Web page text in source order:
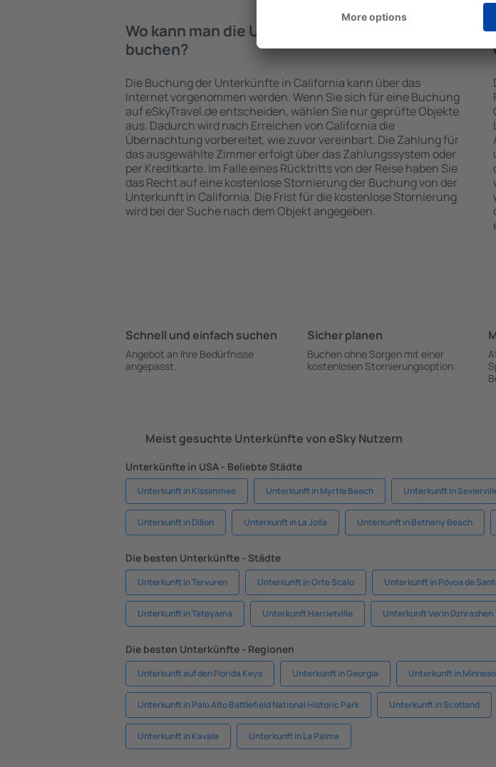
Wo kann man die Unterkünfte in California
buchen?
Die Buchung der Unterkünfte in California kann über das
Internet vorgenommen werden. Wenn Sie sich für eine Buchung
auf eSkyTravel.de entscheiden, wählen Sie nur geprüfte Objekte
aus. Dadurch wird nach Erreichen von California die
Übernachtung vorbereitet, wie zuvor vereinbart. Die Zahlung für
das ausgewählte Zimmer erfolgt über das Zahlungssystem oder
per Kreditkarte. Im Falle eines Rücktritts von der Reise haben Sie
das Recht auf eine kostenlose Stornierung der Buchung von der
Unterkunft in California. Die Frist für die kostenlose Stornierung
wird bei der Suche nach dem Objekt angegeben.
Schnell und einfach suchen
Angebot an Ihre Bedürfnisse
angepasst.
Sicher planen
Buchen ohne Sorgen mit einer
kostenlosen Stornierungsoption.
Meist gesuchte Unterkünfte von eSky Nutzern
Unterkünfte in USA - Beliebte Städte
Unterkunft in Kissimmee Unterkunft in Myrtle Beach Unterkunft in
Unterkunft in Dillon Unterkunft in La Jolla Unterkunft in Bethany Beach
Die besten Unterkünfte - Städte
Unterkunft in Tervuren Unterkunft in Orte Scalo Unterkunft in Póvoa de
Unterkunft in Tateyama Unterkunft Harrietville Unterkunft Verin Dzhrashen
Die besten Unterkünfte - Regionen
Unterkunft auf den Florida Keys Unterkunft in Georgia Unterkunft in
Unterkunft in Palo Alto Battlefield National Historic Park Unterkunft in Scotland
Unterkunft in Kavala Unterkunft in La Palma